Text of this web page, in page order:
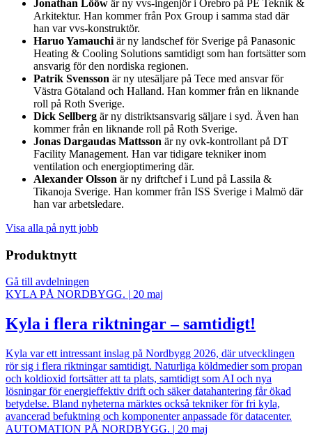
Jonathan Lööw är ny vvs-ingenjör i Örebro på PE Teknik &
Arkitektur. Han kommer från Pox Group i samma stad där
han var vvs-konstruktör.
Haruo Yamauchi är ny landschef för Sverige på Panasonic
Heating & Cooling Solutions samtidigt som han fortsätter som
ansvarig för den nordiska regionen.
Patrik Svensson är ny utesäljare på Tece med ansvar för
Västra Götaland och Halland. Han kommer från en liknande
roll på Roth Sverige.
Dick Sellberg är ny distriktsansvarig säljare i syd. Även han
kommer från en liknande roll på Roth Sverige.
Jonas Dargaudas Mattsson är ny ovk-kontrollant på DT
Facility Management. Han var tidigare tekniker inom
ventilation och energioptimering där.
Alexander Olsson är ny driftchef i Lund på Lassila &
Tikanoja Sverige. Han kommer från ISS Sverige i Malmö där
han var arbetsledare.
Visa alla på nytt jobb
Produktnytt
Gå till avdelningen
KYLA PÅ NORDBYGG. | 20 maj
Kyla i flera riktningar – samtidigt!
Kyla var ett intressant inslag på Nordbygg 2026, där utvecklingen
rör sig i flera riktningar samtidigt. Naturliga köldmedier som propan
och koldioxid fortsätter att ta plats, samtidigt som AI och nya
lösningar för energieffektiv drift och säker datahantering får ökad
betydelse. Bland nyheterna märktes också tekniker för fri kyla,
avancerad befuktning och komponenter anpassade för datacenter.
AUTOMATION PÅ NORDBYGG. | 20 maj